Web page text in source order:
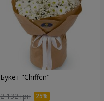
Букет "Chiffon"
2 132 грн